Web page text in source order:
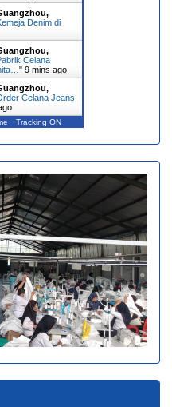
Denim di
Celana
" 9 mins ago
Celana Jeans
Tracking ON